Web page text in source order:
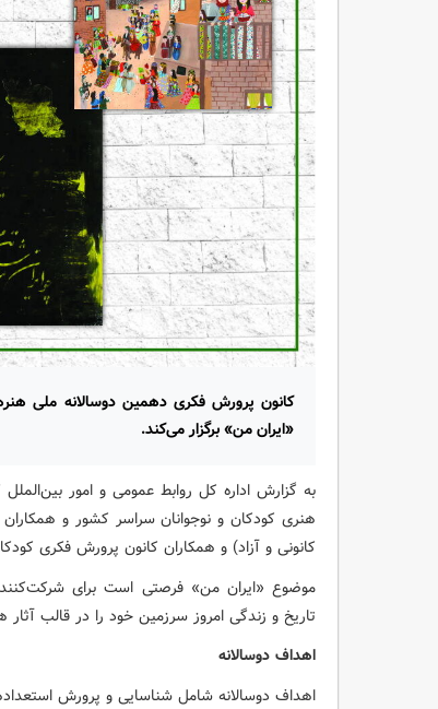
کانون پرورش فکری دهمین دوسالانه ملی
«ایران من» برگزار می‌کند.
به گزارش اداره کل روابط عمومی و امور
هنری کودکان و نوجوانان سراسر کشور و
کانونی و آزاد) و همکاران کانون پرورش فکری
موضوع «ایران من» فرصتی است برای
تاریخ و زندگی امروز سرزمین خود را در قالب
اهداف دوسالانه
اهداف دوسالانه شامل شناسایی و پرورش